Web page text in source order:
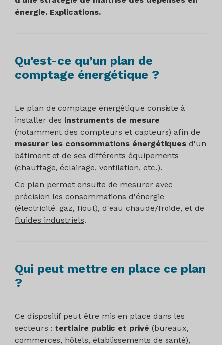
énergie. Explications.
Qu'est-ce qu’un plan de
comptage énergétique ?
Le plan de comptage énergétique consiste à
installer des instruments de mesure
(notamment des compteurs et capteurs) afin de
mesurer les consommations énergétiques d'un
bâtiment et de ses différents équipements
(chauffage, éclairage, ventilation, etc.).
Ce plan permet ensuite de mesurer avec
précision les consommations d'énergie
(électricité, gaz, fioul), d'eau chaude/froide, et de
fluides industriels.
Qui peut mettre en place ce plan
?
Ce dispositif peut être mis en place dans les
secteurs : tertiaire public et privé (bureaux,
commerces, hôtels, établissements de santé),